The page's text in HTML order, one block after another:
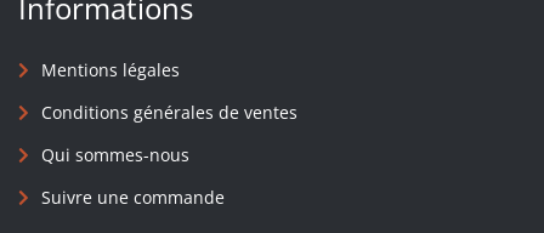
Informations
Mentions légales
Conditions générales de ventes
Qui sommes-nous
Suivre une commande